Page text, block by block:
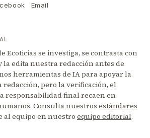
Email
Ecoticias se investiga, se contrasta con
edita nuestra redacción antes de
herramientas de IA para apoyar la
redacción, pero la verificación, el
responsabilidad final recaen en
Consulta nuestros estándares
al equipo en nuestro equipo editorial.